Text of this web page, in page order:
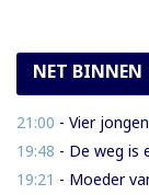
NET BINNEN
21:00 - Vier jongens
19:48 - De weg is
19:21 - Moeder van drie thuis